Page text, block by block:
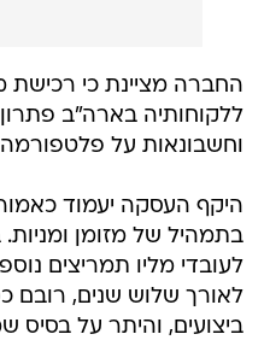
החברה מציינת כי רכישת
ללקוחותיה בארה"ב
וחשבונאות על
לאורך שלוש שנים, רובם
ביצועים, והיתר על בסיס